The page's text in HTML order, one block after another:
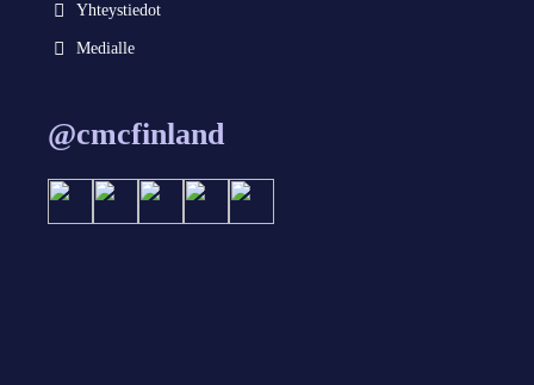
Yhteystiedot
Medialle
@cmcfinland